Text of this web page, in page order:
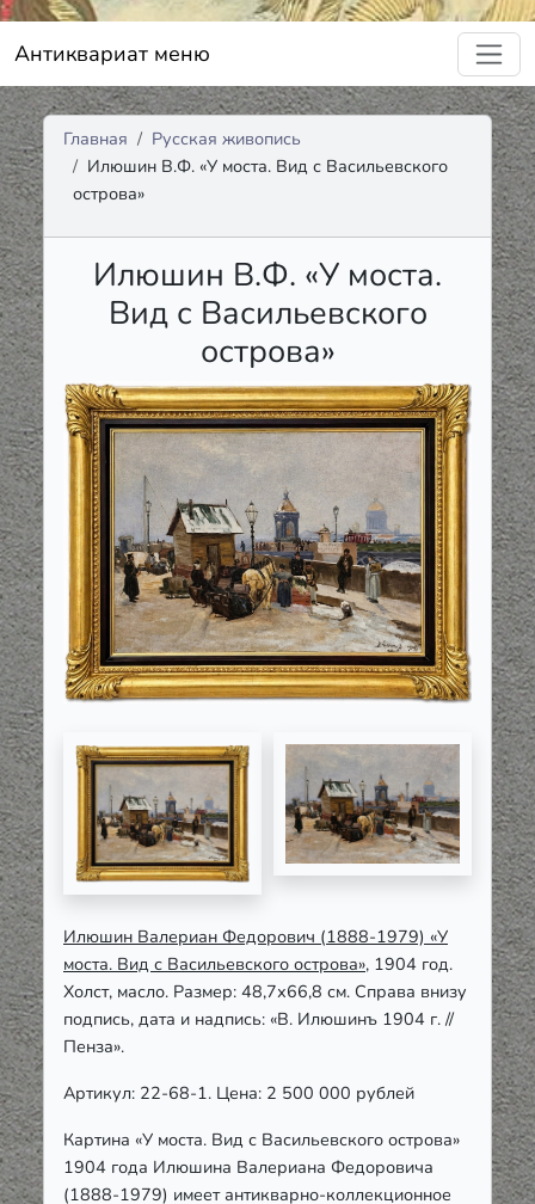
Антиквариат меню
Главная
Русская живопись
Илюшин В.Ф. «У моста. Вид с Васильевского
острова»
Илюшин В.Ф. «У моста.
Вид с Васильевского
острова»
Илюшин Валериан Федорович (1888-1979) «У
моста. Вид с Васильевского острова», 1904 год.
Холст, масло. Размер: 48,7х66,8 см. Справа внизу
подпись, дата и надпись: «В. Илюшинъ 1904 г. //
Пенза».
Артикул: 22-68-1. Цена: 2 500 000 рублей
Картина «У моста. Вид с Васильевского острова»
1904 года Илюшина Валериана Федоровича
(1888-1979) имеет антикварно-коллекционное